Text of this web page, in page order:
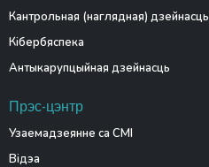
Кантрольная (наглядная) дзейнасць
Кібербяспека
Антыкарупцыйная дзейнасць
Прэс-цэнтр
Узаемадзеянне са СМІ
Відэа